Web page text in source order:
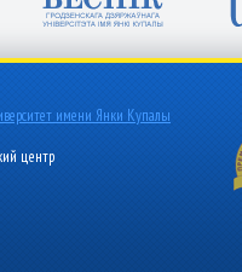
имени Янки Купалы
центр